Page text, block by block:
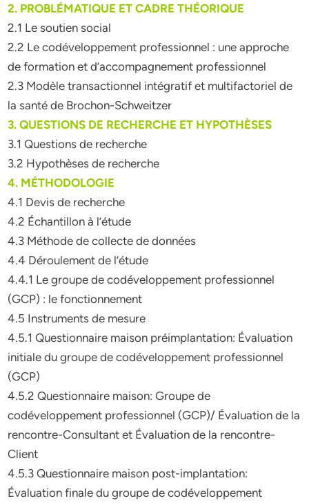
2. PROBLÉMATIQUE ET CADRE THÉORIQUE
2.1 Le soutien social
2.2 Le codéveloppement professionnel : une approche
de formation et d’accompagnement professionnel
2.3 Modèle transactionnel intégratif et multifactoriel de
la santé de Brochon-Schweitzer
3. QUESTIONS DE RECHERCHE ET HYPOTHÈSES
3.1 Questions de recherche
3.2 Hypothèses de recherche
4. MÉTHODOLOGIE
4.1 Devis de recherche
4.2 Échantillon à l’étude
4.3 Méthode de collecte de données
4.4 Déroulement de l’étude
4.4.1 Le groupe de codéveloppement professionnel
(GCP) : le fonctionnement
4.5 Instruments de mesure
4.5.1 Questionnaire maison préimplantation: Évaluation
initiale du groupe de codéveloppement professionnel
(GCP)
4.5.2 Questionnaire maison: Groupe de
codéveloppement professionnel (GCP)/ Évaluation de la
rencontre-Consultant et Évaluation de la rencontre-
Client
4.5.3 Questionnaire maison post-implantation:
Évaluation finale du groupe de codéveloppement